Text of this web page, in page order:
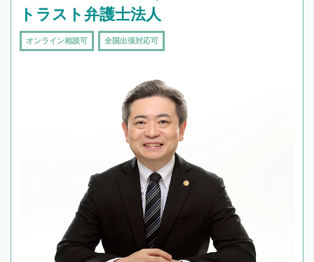
トラスト弁護士法人
オンライン相談可 全国出張対応可